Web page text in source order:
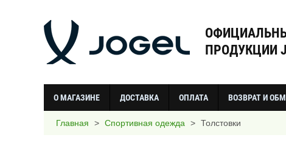
ПРОДУКЦИИ
О МАГАЗИНЕ ДОСТАВКА ОПЛАТА ВОЗВРАТ И
Главная > Спортивная одежда > Толстовки